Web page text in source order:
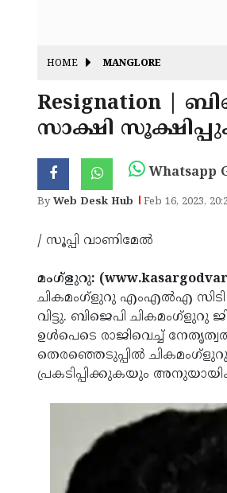
HOME MANGLORE
Resignation |
സാക്ഷി
Whatsapp
ByWeb Desk Hub Feb 16, 2023,
/ സൂപ്പി വാണിമേൽ
മംഗ്ളുറു:
ചികമംഗ്ളുറു എംഎൽഎ സിടി
വിട്ടു. ബിജെപി ചികമംഗ്ളുറു
ഉൾപെടെ രാജിവെച്ച്
തെരഞ്ഞെടുപ്പിൽ
പ്രകടിപ്പിക്കുകയും